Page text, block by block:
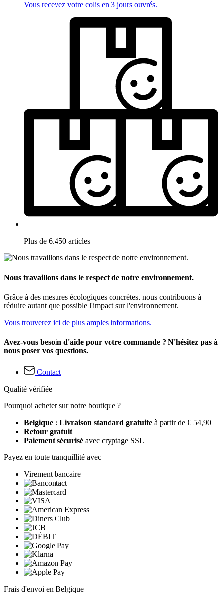
Vous recevez votre colis en 3 jours ouvrés.
Plus de 6.450 articles
Nous travaillons dans le respect de notre environnement.
Grâce à des mesures écologiques concrètes, nous contribuons à
réduire autant que possible l'impact sur l'environnement.
Vous trouverez ici de plus amples informations.
Avez-vous besoin d'aide pour votre commande ? N'hésitez pas à
nous poser vos questions.
Contact
Qualité vérifiée
Pourquoi acheter sur notre boutique ?
Belgique : Livraison standard gratuite à partir de € 54,90
Retour gratuit
Paiement sécurisé avec cryptage SSL
Payez en toute tranquillité avec
Virement bancaire
Frais d'envoi en Belgique